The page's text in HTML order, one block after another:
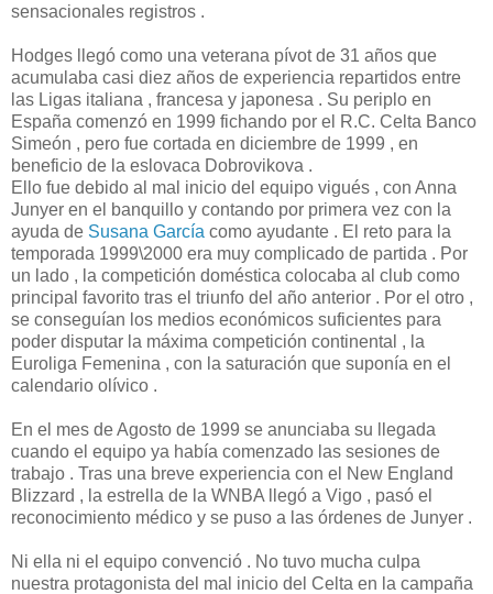
sensacionales registros .
Hodges llegó como una veterana pívot de 31 años que
acumulaba casi diez años de experiencia repartidos entre
las Ligas italiana , francesa y japonesa . Su periplo en
España comenzó en 1999 fichando por el R.C. Celta Banco
Simeón , pero fue cortada en diciembre de 1999 , en
beneficio de la eslovaca Dobrovikova .
Ello fue debido al mal inicio del equipo vigués , con Anna
Junyer en el banquillo y contando por primera vez con la
ayuda de Susana García como ayudante . El reto para la
temporada 1999\2000 era muy complicado de partida . Por
un lado , la competición doméstica colocaba al club como
principal favorito tras el triunfo del año anterior . Por el otro ,
se conseguían los medios económicos suficientes para
poder disputar la máxima competición continental , la
Euroliga Femenina , con la saturación que suponía en el
calendario olívico .
En el mes de Agosto de 1999 se anunciaba su llegada
cuando el equipo ya había comenzado las sesiones de
trabajo . Tras una breve experiencia con el New England
Blizzard , la estrella de la WNBA llegó a Vigo , pasó el
reconocimiento médico y se puso a las órdenes de Junyer .
Ni ella ni el equipo convenció . No tuvo mucha culpa
nuestra protagonista del mal inicio del Celta en la campaña